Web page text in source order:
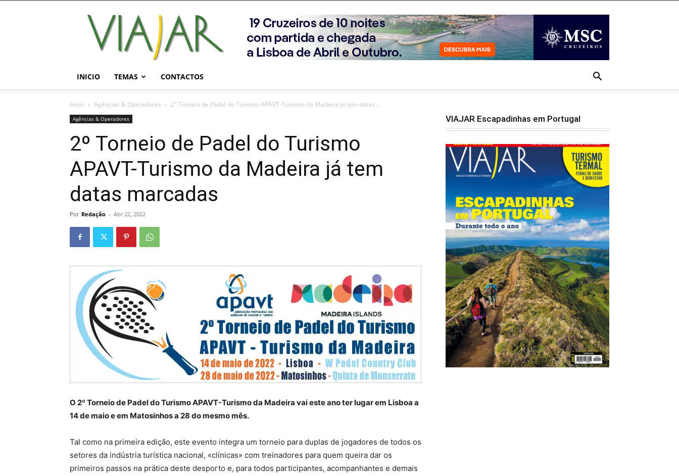
Viajar
Magazine
Online
INICIO TEMAS CONTACTOS
Início Agências & Operadores 2º Torneio de Padel do Turismo APAVT-Turismo da Madeira já tem datas...
Agências & Operadores
2º Torneio de Padel do Turismo
APAVT-Turismo da Madeira já tem
datas marcadas
Por Redação - Abr 22, 2022
O 2º Torneio de Padel do Turismo APAVT-Turismo da Madeira vai este ano ter lugar em Lisboa a
14 de maio e em Matosinhos a 28 do mesmo mês.
Tal como na primeira edição, este evento integra um torneio para duplas de jogadores de todos os
setores da indústria turística nacional, «clínicas» com treinadores para quem queira dar os
primeiros passos na prática deste desporto e, para todos participantes, acompanhantes e demais
VIAJAR Escapadinhas em Portugal